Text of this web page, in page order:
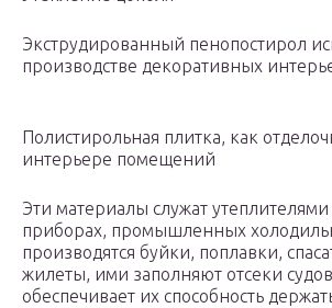
Экструдированный пенопостирол
производстве декоративных
Полистирольная плитка, как
интерьере помещений
Эти материалы служат
приборах, промышленных
производятся буйки, поплавки,
жилеты, ими заполняют отсеки
обеспечивает их способность